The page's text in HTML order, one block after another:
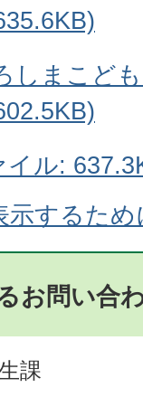
しまこど
ル:
示するため
お問い合
課